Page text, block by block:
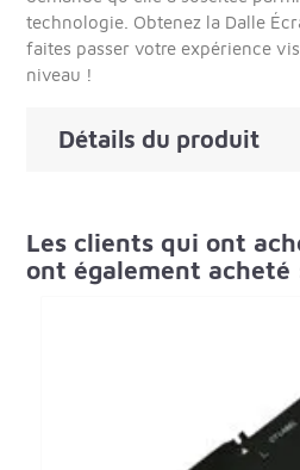
technologie. Obtenez la Dalle
faites passer votre expérience
niveau !
Détails du produit
Les clients qui ont
ont également acheté